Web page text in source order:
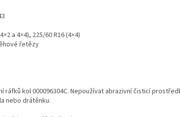
a 4×4), 225/60 R16 (4×4)
řetězy
ráfků kol 000096304C. Nepoužívat abrazivní čisticí
nebo drátěnku.